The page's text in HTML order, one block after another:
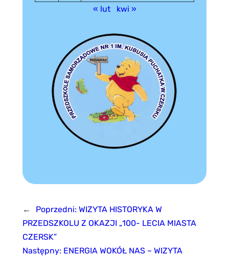
« lut
kwi »
← Poprzedni: WIZYTA HISTORYKA W
PRZEDSZKOLU Z OKAZJI „100- LECIA MIASTA
CZERSK”
Następny: ENERGIA WOKÓŁ NAS – WIZYTA